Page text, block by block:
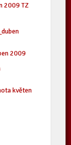
TZ
2009
květen